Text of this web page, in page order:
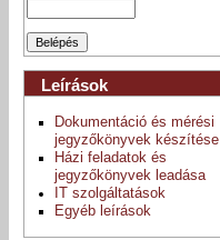
Leírások
Dokumentáció és mérési
jegyzőkönyvek készítése
Házi feladatok és
jegyzőkönyvek leadása
IT szolgáltatások
Egyéb leírások